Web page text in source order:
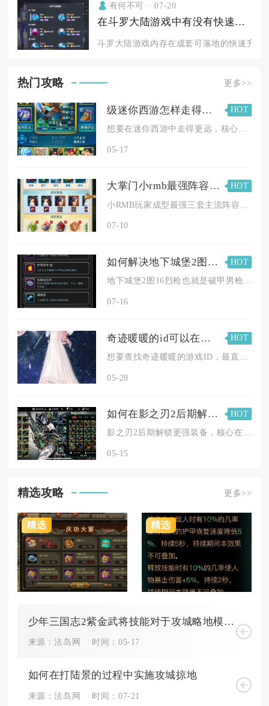
有何不可 07-20
在斗罗大陆游戏中有没有快速升级的技巧可以分享
斗罗大陆游戏内存在成套可落地的快速升级
热门攻略 更多>>
级迷你西游怎样走得更远
HOT
05-17
大掌门小rmb最强阵容中谁的技能更强大
HOT
07-10
如何解决地下城堡2图16烈枪攻略中的困难
HOT
07-16
奇迹暖暖的id可以在何处查找
HOT
05-28
如何在影之刃2后期解锁更强装备
HOT
影之刃2后期解锁更强装备，核心在于深耕锻造系统、攻克高阶副本...
05-15
精选攻略 更多>>
精选 精选
少年三国志2紫金武将技能对于攻城略地模式是否有用
来源：法岛网 时间：05-17
如何在打陆景的过程中实施攻城掠地
来源：法岛网 时间：07-21